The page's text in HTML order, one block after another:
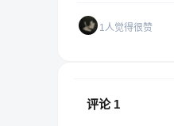
1人觉得很赞
评论 1